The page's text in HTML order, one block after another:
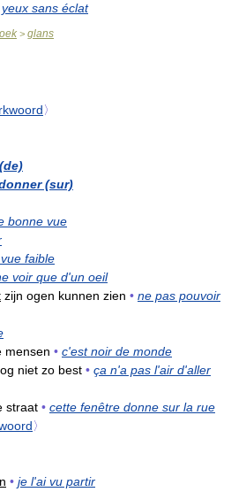
yeux sans éclat
> glans
〉
(sur)
bonne vue
faible
voir que d'un oeil
zijn ogen kunnen zien • ne pas pouvoir
mensen • c'est noir de monde
niet zo best • ça n'a pas l'air d'aller
straat • cette fenêtre donne sur la rue
〉
• je l'ai vu partir